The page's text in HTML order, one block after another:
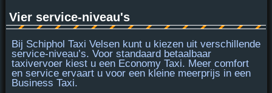
Vier service-niveau's
Bij Schiphol Taxi Velsen kunt u kiezen uit verschillende
service-niveau’s. Voor standaard betaalbaar
taxivervoer kiest u een Economy Taxi. Meer comfort
en service ervaart u voor een kleine meerprijs in een
Business Taxi.